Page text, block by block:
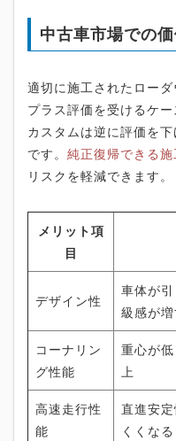
中古車市場での
適切に施工されたロー
プラス評価を受けるケ
カスタムは逆に評価を
です。 純正復帰できる施
リスクを軽減できます。
メリット項
目
デザイン性
車体が
級感が増
コーナリン
グ性能
重心が
上
高速走行性
能
直進安
くくなる